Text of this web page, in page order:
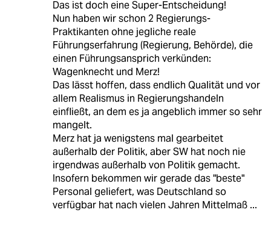
Das ist doch eine Super-Entscheidung!
Nun haben wir schon 2 Regierungs-
Praktikanten ohne jegliche reale
Führungserfahrung (Regierung, Behörde), die
einen Führungsansprich verkünden:
Wagenknecht und Merz!
Das lässt hoffen, dass endlich Qualität und vor
allem Realismus in Regierungshandeln
einfließt, an dem es ja angeblich immer so sehr
mangelt.
Merz hat ja wenigstens mal gearbeitet
außerhalb der Politik, aber SW hat noch nie
irgendwas außerhalb von Politik gemacht.
Insofern bekommen wir gerade das "beste"
Personal geliefert, was Deutschland so
verfügbar hat nach vielen Jahren Mittelmaß ...